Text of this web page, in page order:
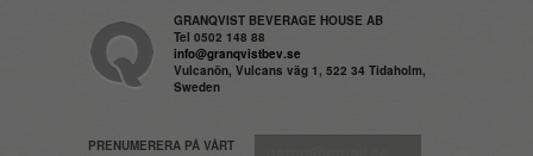
GRANQVIST BEVERAGE HOUSE AB
Tel 0502 148 88
info@granqvistbev.se
Vulcanön, Vulcans väg 1, 522 34 Tidaholm,
Sweden
PRENUMERERA PÅ VÅRT